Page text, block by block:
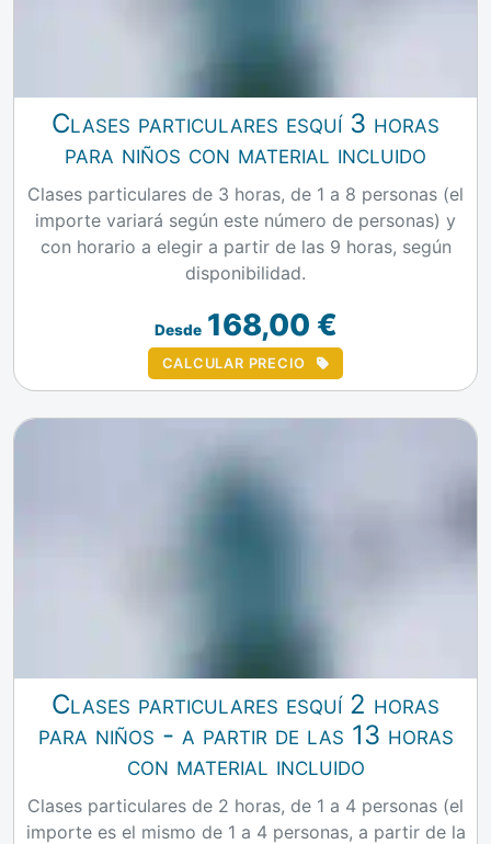
Clases particulares esquí 3 horas
para niños con material incluido
Clases particulares de 3 horas, de 1 a 8 personas (el
importe variará según este número de personas) y
con horario a elegir a partir de las 9 horas, según
disponibilidad.
Desde 168,00 €
CALCULAR PRECIO
Clases particulares esquí 2 horas
para niños - a partir de las 13 horas
con material incluido
Clases particulares de 2 horas, de 1 a 4 personas (el
importe es el mismo de 1 a 4 personas, a partir de la